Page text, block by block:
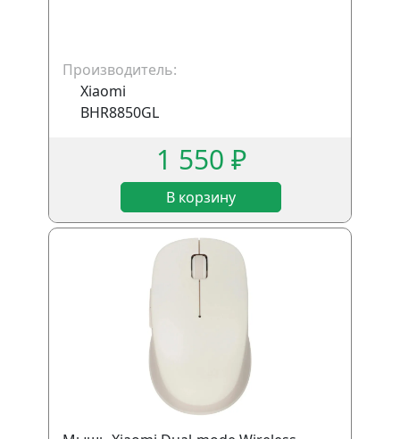
Производитель:
Xiaomi
BHR8850GL
1 550 ₽
В корзину